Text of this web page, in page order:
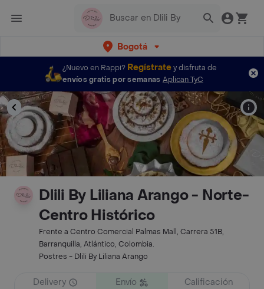
Bogotá
¿Nuevo en Rappi? Regístratey disfruta de
envíos gratis por semanas Aplican TyC
Dlili By Liliana Arango - Norte-
Centro Histórico
Frente a Centro Comercial Palmas Mall, Carrera 51B,
Barranquilla, Atlántico, Colombia.
Postres - Dlili By Liliana Arango
Delivery
Envío
Calificación